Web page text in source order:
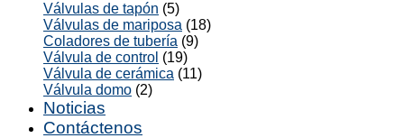
Válvulas de tapón (5)
Válvulas de mariposa (18)
Coladores de tubería (9)
Válvula de control (19)
Válvula de cerámica (11)
Válvula domo (2)
Noticias
Contáctenos